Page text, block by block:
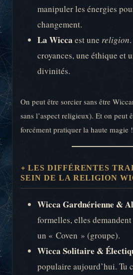
manipuler les énergies
changement.
La Wicca est une religion
croyances, une éthique et
divinités.
On peut être sorcier sans être
sans l’aspect religieux). Et on peut
forcément pratiquer la haute magie !
LES DIFFÉRENTES
SEIN DE LA RELIGION
Wicca Gardnérienne &
formelles, elles
un « Coven » (groupe).
Wicca Solitaire &
populaire aujourd’hui. Tu